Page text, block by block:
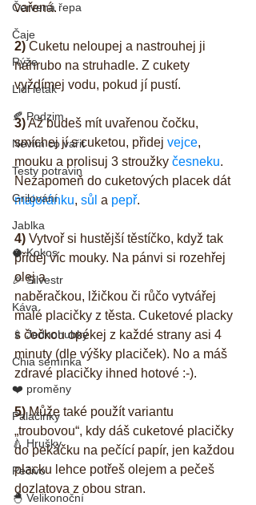
Červená řepa
Čaje
Rýže
Lidl letak
🍂 Podzim
Nevím co vařit
Testy potravin
Grilování
Jablka
🥥 Kokos
🎉 Silvestr
Káva
🍢 Jednohubky
Chia semínka
❤️ proměny
Palačinky
🍐 Hrušky
Pečivo
🐣 Velikonoční
vařená.
2) Cuketu neloupej a nastrouhej ji
nahrubo na struhadle. Z cukety
vyždímej vodu, pokud jí pustí.
3) Až budeš mít uvařenou čočku,
smíchej jí s cuketou, přidej vejce,
mouku a prolisuj 3 stroužky česneku.
Nezapomeň do cuketových placek dát
majoránku, sůl a pepř.
4) Vytvoř si hustější těstíčko, když tak
přidej víc mouky. Na pánvi si rozehřej
olej a
naběračkou, lžičkou či růčo vytvářej
malé placičky z těsta. Cuketové placky
s čočkou opékej z každé strany asi 4
minuty (dle výšky placiček). No a máš
zdravé placičky ihned hotové :-).
5) Může také použít variantu
„troubovou“, kdy dáš cuketové placičky
do pekáčku na pečící papír, jen každou
placku lehce potřeš olejem a pečeš
dozlatova z obou stran.